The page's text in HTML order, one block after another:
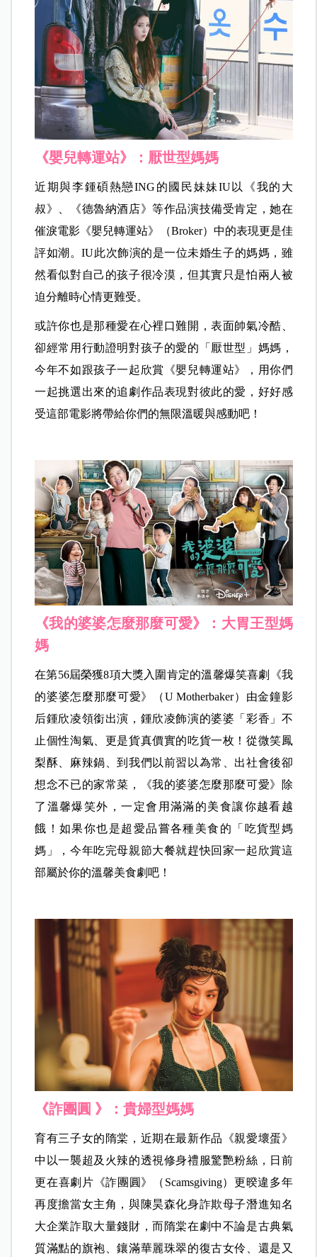
《嬰兒轉運站》：厭世型媽媽
近期與李鍾碩熱戀ING的國民妹妹IU以《我的大
叔》、《德魯納酒店》等作品演技備受肯定，她在
催淚電影《嬰兒轉運站》（Broker）中的表現更是佳
評如潮。IU此次飾演的是一位未婚生子的媽媽，雖
然看似對自己的孩子很冷漠，但其實只是怕兩人被
迫分離時心情更難受。
或許你也是那種愛在心裡口難開，表面帥氣冷酷、
卻經常用行動證明對孩子的愛的「厭世型」媽媽，
今年不如跟孩子一起欣賞《嬰兒轉運站》，用你們
一起挑選出來的追劇作品表現對彼此的愛，好好感
受這部電影將帶給你們的無限溫暖與感動吧！
《我的婆婆怎麼那麼可愛》：大胃王型媽
媽
在第56屆榮獲8項大獎入圍肯定的溫馨爆笑喜劇《我
的婆婆怎麼那麼可愛》（U Motherbaker）由金鐘影
后鍾欣凌領銜出演，鍾欣凌飾演的婆婆「彩香」不
止個性淘氣、更是貨真價實的吃貨一枚！從微笑鳳
梨酥、麻辣鍋、到我們以前習以為常、出社會後卻
想念不已的家常菜，《我的婆婆怎麼那麼可愛》除
了溫馨爆笑外，一定會用滿滿的美食讓你越看越
餓！如果你也是超愛品嘗各種美食的「吃貨型媽
媽」，今年吃完母親節大餐就趕快回家一起欣賞這
部屬於你的溫馨美食劇吧！
《詐團圓 》：貴婦型媽媽
育有三子女的隋棠，近期在最新作品《親愛壞蛋》
中以一襲超及火辣的透視修身禮服驚艷粉絲，日前
更在喜劇片《詐團圓》（Scamsgiving）更暌違多年
再度擔當女主角，與陳昊森化身詐欺母子潛進知名
大企業詐取大量錢財，而隋棠在劇中不論是古典氣
質滿點的旗袍、鑲滿華麗珠翠的復古女伶、還是又